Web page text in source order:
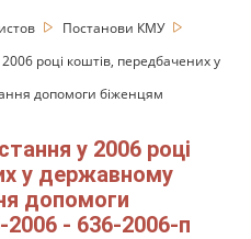
Постанови КМУ
році коштів, передбачених у
допомоги біженцям
у 2006 році
у державному
допомоги
- 636-2006-п